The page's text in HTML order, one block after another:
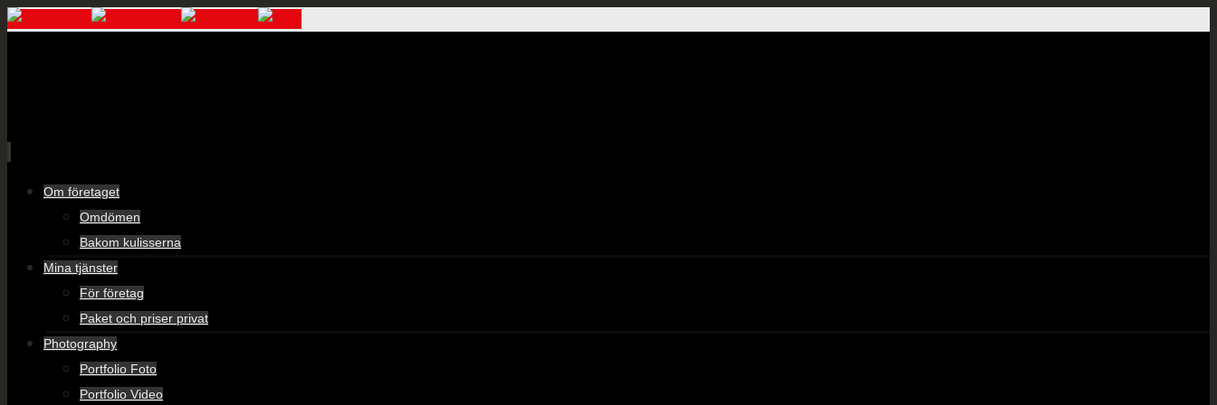
Skip
Om företaget
Omdömen
Bakom kulisserna
Mina tjänster
För företag
Paket och priser privat
Photography
Portfolio Foto
Portfolio Video